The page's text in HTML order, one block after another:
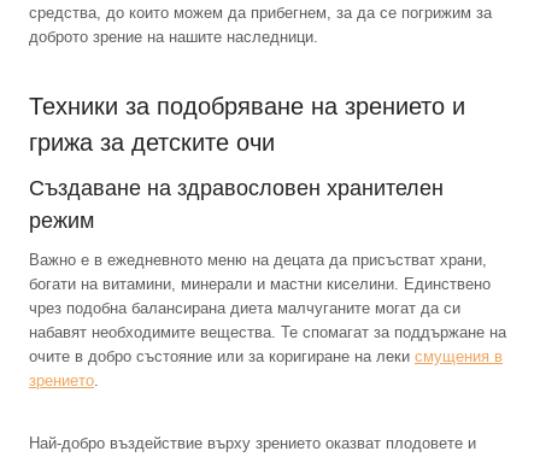
средства, до които можем да прибегнем, за да се погрижим за
доброто зрение на нашите наследници.
Техники за подобряване на зрението и
грижа за детските очи
Създаване на здравословен хранителен
режим
Важно е в ежедневното меню на децата да присъстват храни,
богати на витамини, минерали и мастни киселини. Единствено
чрез подобна балансирана диета малчуганите могат да си
набавят необходимите вещества. Те спомагат за поддържане на
очите в добро състояние или за коригиране на леки смущения в
зрението.
Най-добро въздействие върху зрението оказват плодовете и